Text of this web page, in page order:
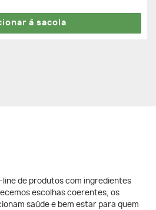
à sacola
line de produtos com ingredientes
escolhas coerentes, os
saúde e bem estar para quem